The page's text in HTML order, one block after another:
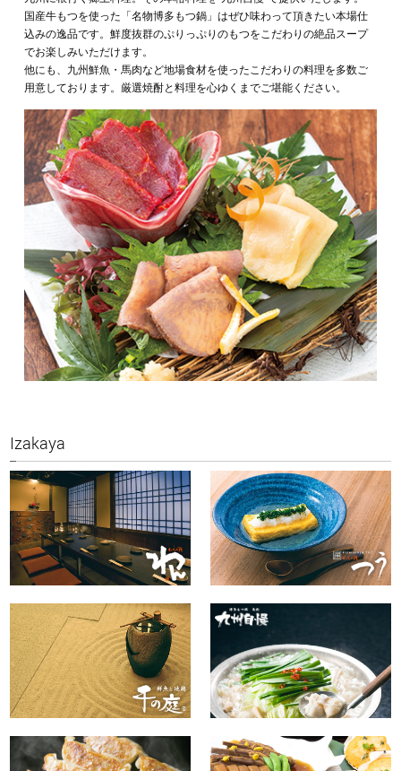
国産牛もつを使った「名物博多もつ鍋」はぜひ味わって頂きたい本場仕
込みの逸品です。鮮度抜群のぷりっぷりのもつをこだわりの絶品スープ
でお楽しみいただけます。
他にも、九州鮮魚・馬肉など地場食材を使ったこだわりの料理を多数ご
用意しております。厳選焼酎と料理を心ゆくまでご堪能ください。
Izakaya